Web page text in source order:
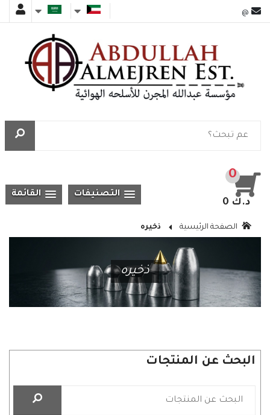
@
0
0 د.ك
القائمة التصنيفات
الصفحة الرئيسية ذخيره
ذخيره
البحث عن المنتجات